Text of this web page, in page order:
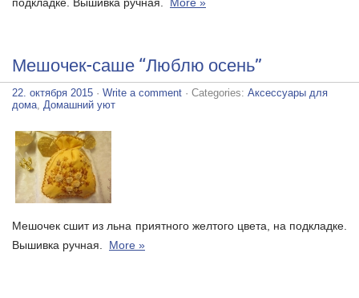
Мешочек-саше “Люблю осень”
22. октября 2015 · Write a comment · Categories: Аксессуары для
дома Домашний уют
Мешочек сшит из льна приятного желтого цвета, на подкладке.
Вышивка ручная. More »